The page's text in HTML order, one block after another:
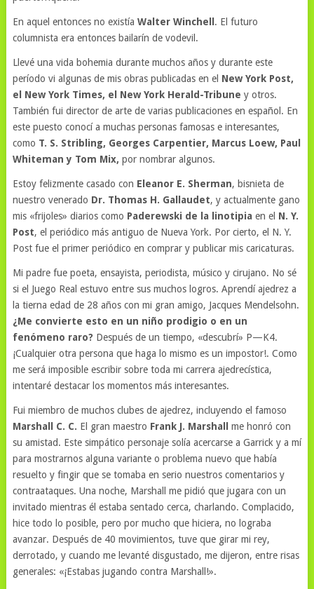
En aquel entonces no existía Walter Winchell. El futuro
columnista era entonces bailarín de vodevil.
Llevé una vida bohemia durante muchos años y durante este
período vi algunas de mis obras publicadas en el New York Post,
el New York Times, el New York Herald-Tribune y otros.
También fui director de arte de varias publicaciones en español. En
este puesto conocí a muchas personas famosas e interesantes,
como T. S. Stribling, Georges Carpentier, Marcus Loew, Paul
Whiteman y Tom Mix, por nombrar algunos.
Estoy felizmente casado con Eleanor E. Sherman, bisnieta de
nuestro venerado Dr. Thomas H. Gallaudet, y actualmente gano
mis «frijoles» diarios como Paderewski de la linotipia en el N. Y.
Post, el periódico más antiguo de Nueva York. Por cierto, el N. Y.
Post fue el primer periódico en comprar y publicar mis caricaturas.
Mi padre fue poeta, ensayista, periodista, músico y cirujano. No sé
si el Juego Real estuvo entre sus muchos logros. Aprendí ajedrez a
la tierna edad de 28 años con mi gran amigo, Jacques Mendelsohn.
¿Me convierte esto en un niño prodigio o en un
fenómeno raro? Después de un tiempo, «descubrí» P—K4.
¡Cualquier otra persona que haga lo mismo es un impostor!. Como
me será imposible escribir sobre toda mi carrera ajedrecística,
intentaré destacar los momentos más interesantes.
Fui miembro de muchos clubes de ajedrez, incluyendo el famoso
Marshall C. C. El gran maestro Frank J. Marshall me honró con
su amistad. Este simpático personaje solía acercarse a Garrick y a mí
para mostrarnos alguna variante o problema nuevo que había
resuelto y fingir que se tomaba en serio nuestros comentarios y
contraataques. Una noche, Marshall me pidió que jugara con un
invitado mientras él estaba sentado cerca, charlando. Complacido,
hice todo lo posible, pero por mucho que hiciera, no lograba
avanzar. Después de 40 movimientos, tuve que girar mi rey,
derrotado, y cuando me levanté disgustado, me dijeron, entre risas
generales: «¡Estabas jugando contra Marshall!».